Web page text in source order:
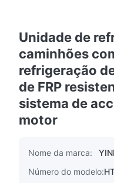
Unidade de
caminhões
refrigeração
de FRP
sistema de
motor
Nome da marca:
Número do modelo: